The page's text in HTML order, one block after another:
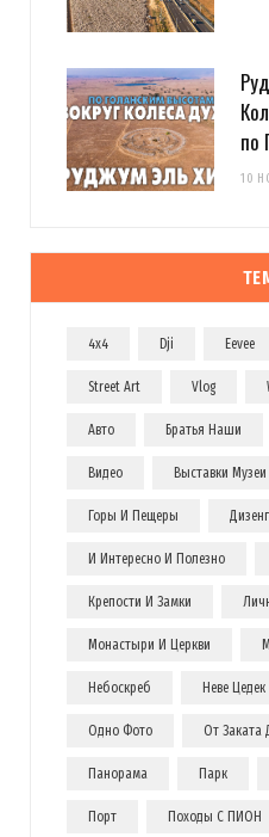
по
10
4x4 Dji Eevee
Street Art Vlog
Авто Братья Наши
Видео Выставки
Горы И Пещеры
И Интересно И Полезно
Крепости И Замки
Монастыри И Церкви
Небоскреб Неве Цедек
Одно Фото От Заката
Панорама Парк
Порт Походы С ПИОН